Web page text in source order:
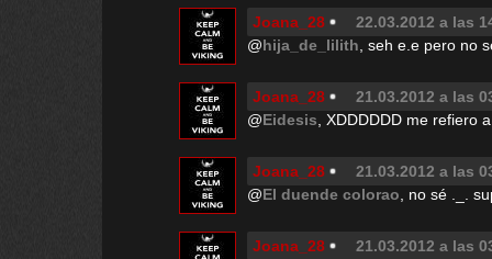
Joana_28
22.03.2012 a las
@hija_de_lilith , seh e.e pero no
Joana_28
21.03.2012 a las
@Eidesis , XDDDDDD me refiero
Joana_28
21.03.2012 a las
@El duende colorao , no sé ._.
Joana_28
21.03.2012 a las